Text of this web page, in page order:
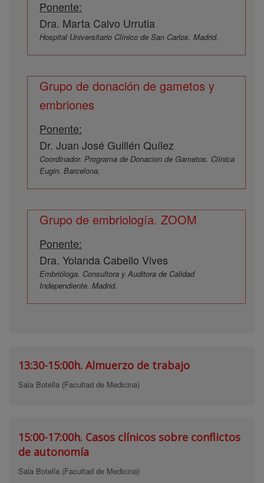
Ponente:
Dra. Marta Calvo Urrutia
Hospital Universitario Clínico de San Carlos. Madrid.
Grupo de donación de gametos y
embriones
Ponente:
Dr. Juan José Guillén Quílez
Coordinador. Programa de Donacion de Gametos. Clínica
Eugin. Barcelona.
Grupo de embriología. ZOOM
Ponente:
Dra. Yolanda Cabello Vives
Embrióloga. Consultora y Auditora de Calidad
Independiente. Madrid.
13:30-15:00h. Almuerzo de trabajo
Sala Botella (Facultad de Medicina)
15:00-17:00h. Casos clínicos sobre conflictos
de autonomía
Sala Botella (Facultad de Medicina)